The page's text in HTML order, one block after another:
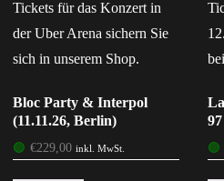
Bloc Party & Interpol
(11.11.26, Berlin)
🟢 €229,00 inkl. MwSt. 🟢